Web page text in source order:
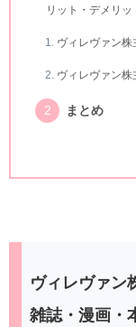
リット・デメリッ
ヴィレヴァン株
ヴィレヴァン株
まとめ
ヴィレヴァン
雑誌・漫画・